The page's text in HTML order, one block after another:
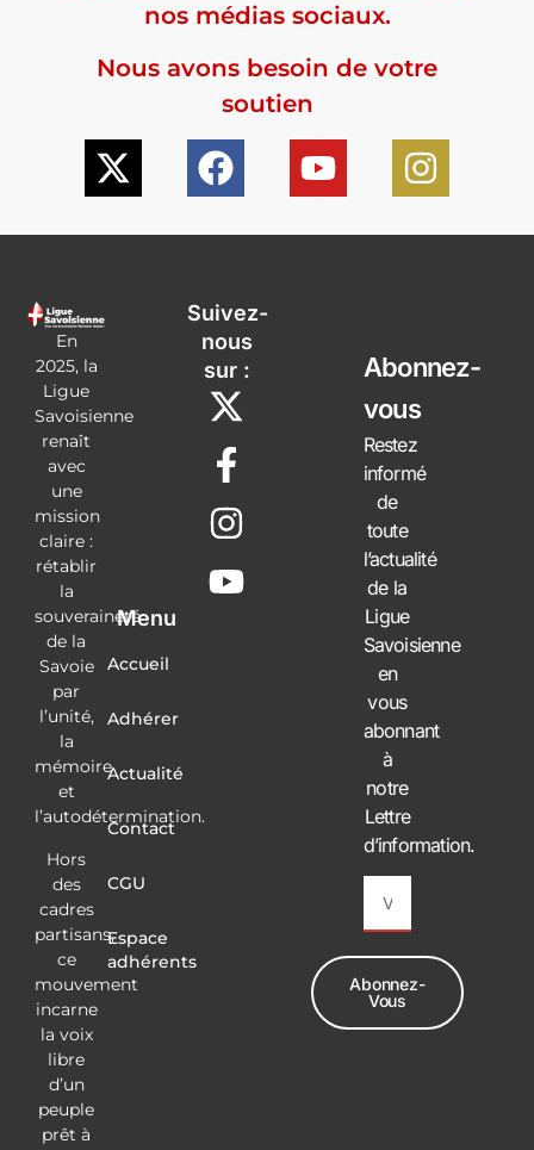
nos médias sociaux.
Nous avons besoin de votre
soutien
En
2025, la
Ligue
Savoisienne
renaît
avec
une
mission
claire :
rétablir
la
souveraineté
de la
Savoie
par
l’unité,
la
mémoire
et
l’autodétermination.
Hors
des
cadres
partisans,
ce
mouvement
incarne
la voix
libre
d’un
peuple
prêt à
Menu
Accueil
Adhérer
Actualité
Contact
CGU
Espace
adhérents
Suivez-
nous
sur :
Abonnez-
vous
Restez
informé
de
toute
l’actualité
de la
Ligue
Savoisienne
en
vous
abonnant
à
notre
Lettre
d’information.
Abonnez-
Vous